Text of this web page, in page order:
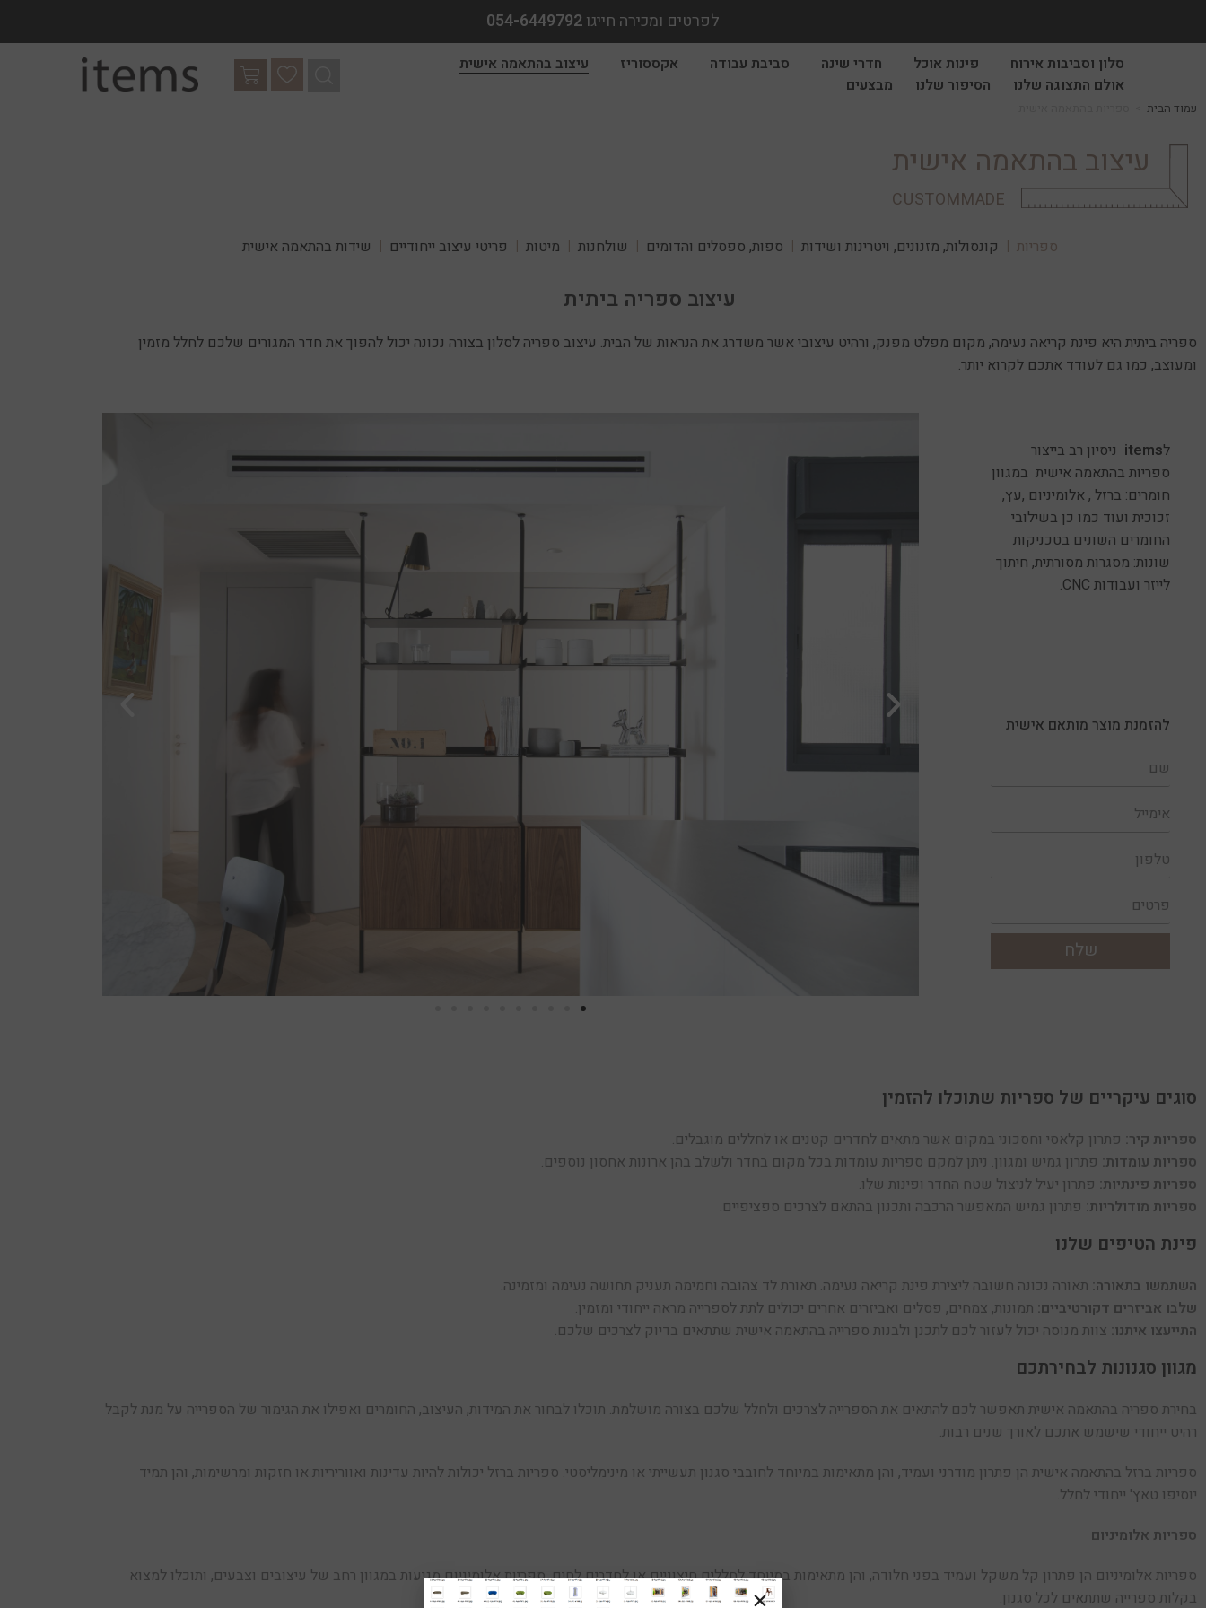
לפרטים ומכירה חייגו054-6449792
סלון וסביבות אירוח פינות אוכל חדרי שינה סביבת עבודה אקססוריז
עיצוב בהתאמה אישית
אולם התצוגה שלנו
הסיפור שלנו מבצעים
עמוד הבית
עיצוב בהתאמה אישית
CUSTOMMADE
ספריות קונסולות, מזנונים, ויטרינות ושידות ספות, ספסלים והדומים שולחנות מיטות פריטי עיצוב ייחודיים שידות בהתאמה אישית
עיצוב ספריה ביתית
ספריה ביתית היא פינת קריאה נעימה, מקום מפלט מפנק, ורהיט עיצובי אשר משדרג את הנראות של הבית. עיצוב ספריה לסלון בצורה נכונה יכול להפוך את חדר המגורים שלכם לחלל מזמין
ומעוצב, כמו גם לעודד אתכם לקרוא יותר.
לitems ניסיון רב בייצור
ספריות בהתאמה אישית במגוון
חומרים: ברזל , אלומיניום ,עץ,
זכוכית ועוד כמו כן בשילובי
החומרים השונים בטכניקות
שונות: מסגרות מסורתית, חיתוך
לייזר ועבודות CNC.
להזמנת מוצר מותאם אישית
שלח
סוגים עיקריים של ספריות שתוכלו להזמין
ספריות קיר: פתרון קלאסי וחסכוני במקום אשר מתאים לחדרים קטנים או לחללים מוגבלים.
ספריות עומדות: פתרון גמיש ומגוון. ניתן למקם ספריות עומדות בכל מקום בחדר ולשלב בהן ארונות אחסון נוספים.
ספריות פינתיות: פתרון יעיל לניצול שטח החדר ופינות שלו.
ספריות מודולריות: פתרון גמיש המאפשר הרכבה ותכנון בהתאם לצרכים ספציפיים.
פינת הטיפים שלנו
השתמשו בתאורה: תאורה נכונה חשובה ליצירת פינת קריאה נעימה. תאורת לד צהובה וחמימה תעניק תחושה נעימה ומזמינה.
שלבו אביזרים דקורטיביים: תמונות, צמחים, פסלים ואביזרים אחרים יכולים לתת לספרייה מראה ייחודי ומזמין.
התייעצו איתנו: צוות מנוסה יכול לעזור לכם לתכנן ולבנות ספרייה בהתאמה אישית שתתאים בדיוק לצרכים שלכם.
מגוון סגנונות לבחירתכם
בחירת ספריה בהתאמה אישית תאפשר לכם להתאים את הספרייה לצרכים ולחלל שלכם בצורה מושלמת. תוכלו לבחור את המידות, העיצוב, החומרים ואפילו את הגימור של הספרייה על מנת לקבל
רהיט ייחודי שישמש אתכם לאורך שנים רבות.
ספריות ברזל בהתאמה אישית הן פתרון מודרני ועמיד, והן מתאימות במיוחד לחובבי סגנון תעשייתי או מינימליסטי. ספריות ברזל יכולות להיות עדינות ואווריריות או חזקות ומרשימות, והן תמיד
יוסיפו טאץ' ייחודי לחלל.
ספריות אלומיניום
ספריות אלומיניום הן פתרון קל משקל ועמיד בפני חלודה, והן מתאימות במיוחד לחללים חיצוניים או לחדרים לחים. ספריות אלומיניום מגיעות במגוון רחב של עיצובים וצבעים, ותוכלו למצוא
בקלות ספרייה שתתאים לכל סגנון.